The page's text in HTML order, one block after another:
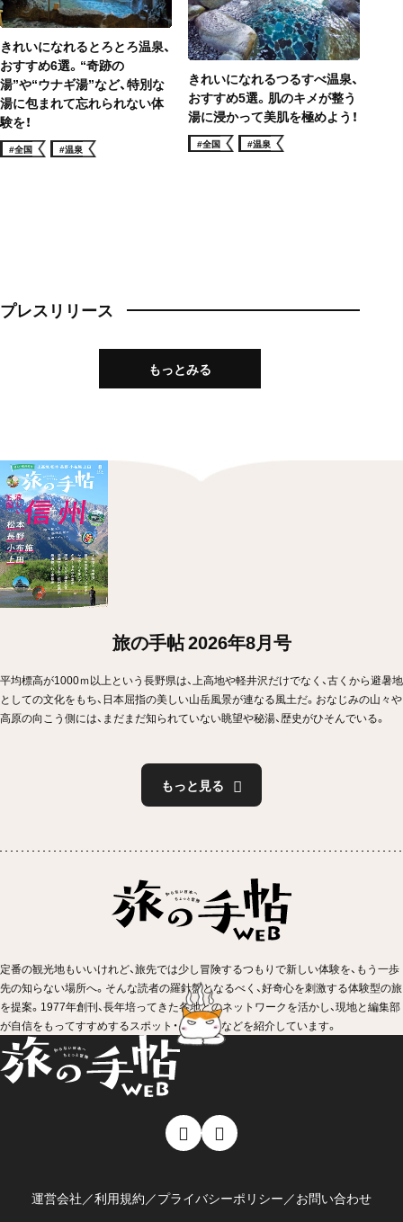
きれいになれるとろとろ温泉、
おすすめ6選。“奇跡の
湯”や“ウナギ湯”など、特別な
湯に包まれて忘れられない体
験を！
#全国 #温泉
きれいになれるつるすべ温泉、
おすすめ5選。肌のキメが整う
湯に浸かって美肌を極めよう！
#全国 #温泉
プレスリリース
もっとみる
旅の手帖 2026年8月号
平均標高が1000ｍ以上という長野県は、上高地や軽井沢だけでなく、古くから避暑地
としての文化をもち、日本屈指の美しい山岳風景が連なる風土だ。おなじみの山々や
高原の向こう側には、まだまだ知られていない眺望や秘湯、歴史がひそんでいる。
もっと見る
定番の観光地もいいけれど、旅先では少し冒険するつもりで新しい体験を、もう一歩
先の知らない場所へ。そんな読者の羅針盤となるべく、好奇心を刺激する体験型の旅
を提案。1977年創刊、長年培ってきた各地とのネットワークを活かし、現地と編集部
が自信をもってすすめするスポット・イベントなどを紹介しています。
運営会社 ／利用規約 ／プライバシーポリシー ／お問い合わせ